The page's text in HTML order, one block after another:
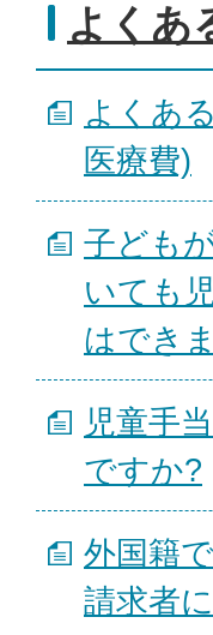
よくあ
よくあ
医療費)
子ども
いても
はでき
児童手
ですか?
外国籍
請求者